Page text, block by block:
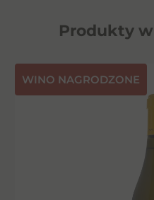
Produkty
⁠WINO NAGRODZONE